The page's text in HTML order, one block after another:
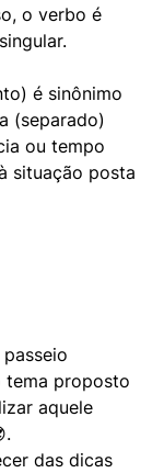
o verbo é
é sinônimo
(separado)
ou tempo
situação posta
tema proposto
aquele
das dicas